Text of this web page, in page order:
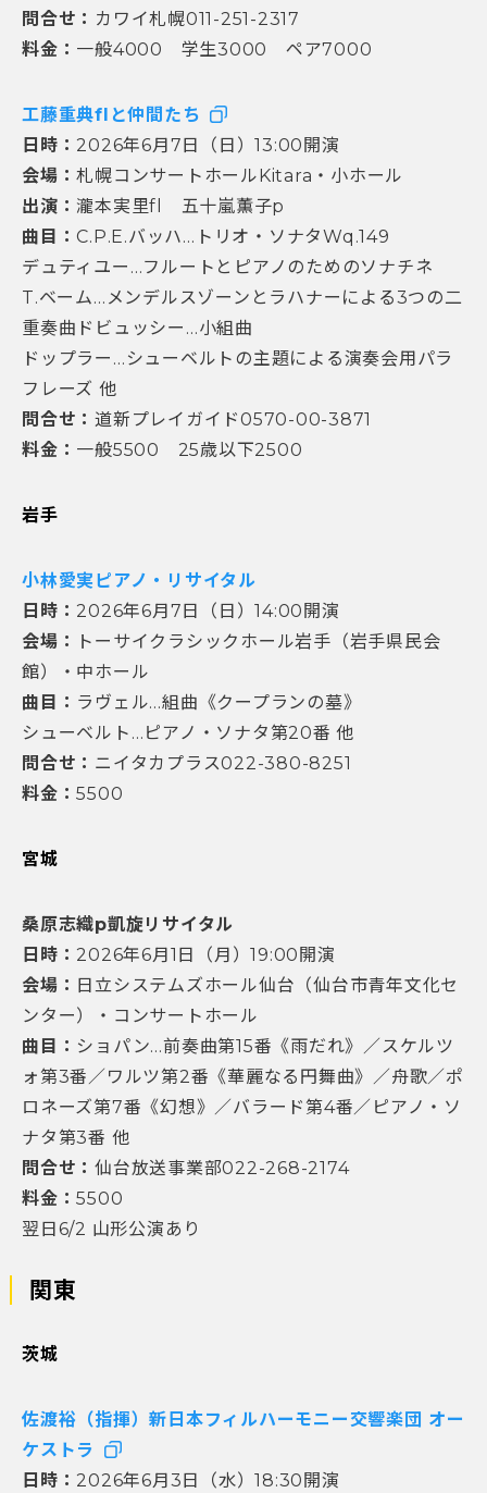
問合せ： カワイ札幌011-251-2317
料金： 一般4000 学生3000 ペア7000
工藤重典flと仲間たち
日時： 2026年6月7日（日）13:00開演
会場：札幌コンサートホールKitara・小ホール
出演： 瀧本実里fl 五十嵐薫子p
曲目：C.P.E.バッハ…トリオ・ソナタWq.149
デュティユー…フルートとピアノのためのソナチネ
T.ベーム…メンデルスゾーンとラハナーによる3つの二
重奏曲ドビュッシー…小組曲
ドップラー…シューベルトの主題による演奏会用パラ
フレーズ 他
問合せ： 道新プレイガイド0570-00-3871
料金： 一般5500 25歳以下2500
岩手
小林愛実ピアノ・リサイタル
日時： 2026年6月7日（日）14:00開演
会場：
トーサイクラシックホール岩手（岩手県民会
館）・中ホール
曲目： ラヴェル…組曲《クープランの墓》
シューベルト…ピアノ・ソナタ第20番 他
問合せ： ニイタカプラス022-380-8251
料金：5500
宮城
桑原志織p凱旋リサイタル
日時： 2026年6月1日（月）19:00開演
会場： 日立システムズホール仙台（仙台市青年文化セ
ンター）・コンサートホール
曲目： ショパン…前奏曲第15番《雨だれ》／スケルツ
ォ第3番／ワルツ第2番《華麗なる円舞曲》／舟歌／ポ
ロネーズ第7番《幻想》／バラード第4番／ピアノ・ソ
ナタ第3番 他
問合せ： 仙台放送事業部022-268-2174
料金：5500
翌日6/2 山形公演あり
関東
茨城
佐渡裕（指揮）新日本フィルハーモニー交響楽団 オー
ケストラ
日時： 2026年6月3日（水）18:30開演